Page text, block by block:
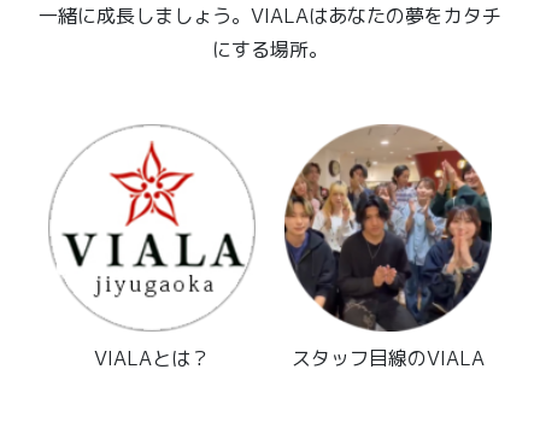
一緒に成長しましょう。VIALAはあなたの夢をカタチ
にする場所。
VIALAとは？ スタッフ目線のVIALA